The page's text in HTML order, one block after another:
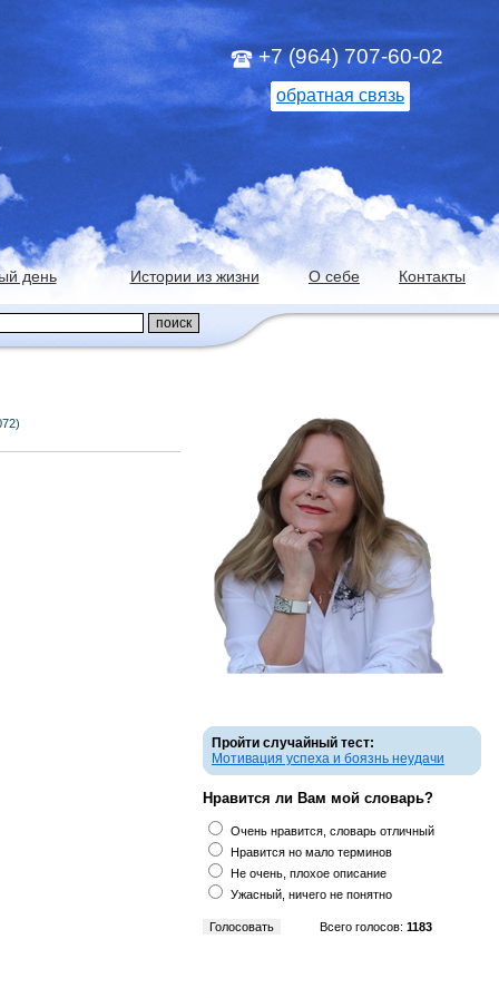
+7 (964) 707-60-02
обратная связь
день Истории из жизни О себе Контакты
Пройти случайный тест:
Мотивация успеха и боязнь неудачи
Нравится ли Вам мой словарь?
Очень нравится, словарь отличный
Нравится но мало терминов
Не очень, плохое описание
Ужасный, ничего не понятно
Всего голосов: 1183